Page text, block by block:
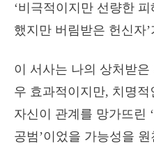
‘비극적이지만 선량한
했지만 버림받은 헌신자
이 서사는 나의 상처받
우 효과적이지만, 치명
자신이 관계를 망가뜨린
공범’이었을 가능성을